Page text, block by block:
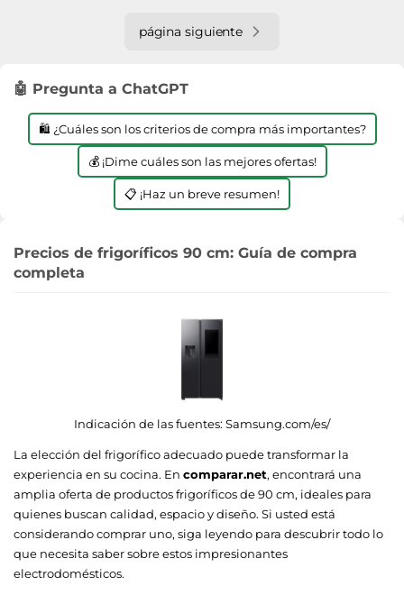
página siguiente
🤖 Pregunta a ChatGPT
🛍️ ¿Cuáles son los criterios de compra más importantes?
💰 ¡Dime cuáles son las mejores ofertas!
📋 ¡Haz un breve resumen!
Precios de frigoríficos 90 cm: Guía de compra
completa
Indicación de las fuentes: Samsung.com/es/
La elección del frigorífico adecuado puede transformar la
experiencia en su cocina. En comparar.net, encontrará una
amplia oferta de productos frigoríficos de 90 cm, ideales para
quienes buscan calidad, espacio y diseño. Si usted está
considerando comprar uno, siga leyendo para descubrir todo lo
que necesita saber sobre estos impresionantes
electrodomésticos.